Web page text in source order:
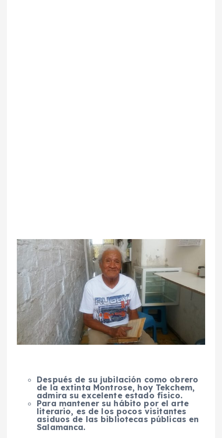
Después de su jubilación como obrero
de la extinta Montrose, hoy Tekchem,
admira su excelente estado físico.
Para mantener su hábito por el arte
literario, es de los pocos visitantes
asiduos de las bibliotecas públicas en
Salamanca.